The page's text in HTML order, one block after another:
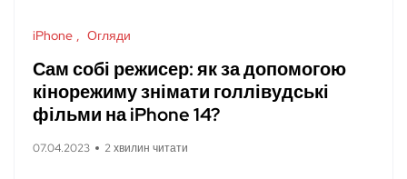
iPhone Огляди
Сам собі режисер: як за допомогою
кінорежиму знімати голлівудські
фільми на iPhone 14?
07.04.2023 2 хвилин читати